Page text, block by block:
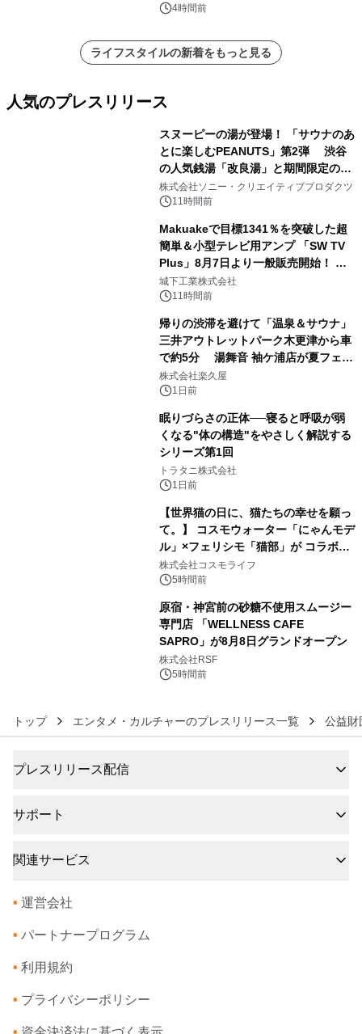
4時間前
ライフスタイルの新着をもっと見る
人気のプレスリリース
スヌーピーの湯が登場！ 「サウナのあ
とに楽しむPEANUTS」第2弾 渋谷
の人気銭湯「改良湯」と期間限定のコ
ラボレーション サウナイキタイコラ
ボグッズも発売決定！
株式会社ソニー・クリエイティブプロダクツ
11時間前
Makuakeで目標1341％を突破した超
簡単＆小型テレビ用アンプ 「SW TV
Plus」8月7日より一般販売開始！ ケ
ーブル1本つなぐだけ、テレビの音が
ぐっと豊かに
城下工業株式会社
11時間前
帰りの渋滞を避けて「温泉＆サウナ」
三井アウトレットパーク木更津から車
で約5分 湯舞音 袖ケ浦店が夏フェア
メニューを提供
株式会社楽久屋
1日前
眠りづらさの正体──寝ると呼吸が弱
くなる"体の構造"をやさしく解説する
シリーズ第1回
トラタニ株式会社
1日前
【世界猫の日に、猫たちの幸せを願っ
て。】 コスモウォーター「にゃんモデ
ル」×フェリシモ「猫部」が コラボキ
ャンペーンを実施
株式会社コスモライフ
5時間前
原宿・神宮前の砂糖不使用スムージー
専門店 「WELLNESS CAFE
SAPRO」が8月8日グランドオープン
株式会社RSF
5時間前
トップ エンタメ・カルチャーのプレスリリース一覧 公益財
プレスリリース配信
サポート
関連サービス
• 運営会社
• パートナープログラム
• 利用規約
• プライバシーポリシー